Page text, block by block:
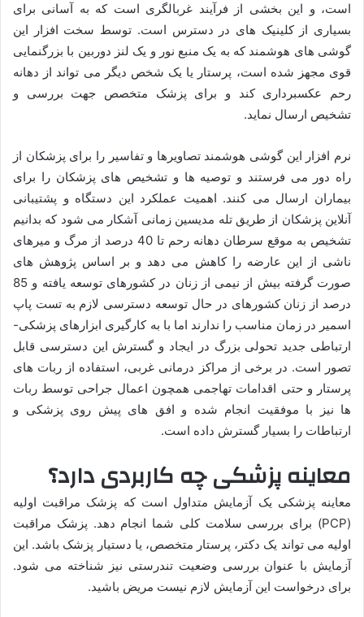
است، و این بخشی از فرآیند غربالگری است که به آسانی برای
بسیاری از کلینیک های در دسترس است. توسط سخت افزار این
گوشی های هوشمند که به یک منبع نور و یک لنز دوربین با بزرگنمایی
قوی مجهز شده است، پرستار یا یک شخص دیگر می تواند از دهانه
رحم عکسبرداری کند و برای پزشک متخصص جهت بررسی و
تشخیص ارسال نماید.
نرم افزار این گوشی هوشمند تصاویرها و تفاسیر را برای پزشکان از
راه دور می فرستند و توصیه ها و تشخیص های پزشکان را برای
بیماران ارسال می کنند. اهمیت عملکرد این دستگاه و پشتیبانی
آنلاین پزشکان از طریق تله مدیسین زمانی آشکار می شود که بدانیم
تشخیص به موقع سرطان دهانه رحم تا 40 درصد از مرگ و میرهای
ناشی از این عارضه را کاهش می دهد و بر اساس پژوهش های
صورت گرفته بیش از نیمی از زنان در کشورهای توسعه یافته و 85
درصد از زنان کشورهای در حال توسعه دسترسی لازم به تست پاپ
اسمیر در زمان مناسب را ندارند اما با به کارگیری ابزارهای پزشکی-
ارتباطی جدید تحولی بزرگ در ایجاد و گسترش این دسترسی قابل
تصور است. در برخی از مراکز درمانی غربی، استفاده از ربات های
پرستار و حتی اقدامات تهاجمی همچون اعمال جراحی توسط ربات
ها نیز با موفقیت انجام شده و افق های پیش روی پزشکی و
ارتباطات را بسیار گسترش داده است.
معاینه پزشکی چه کاربردی دارد؟
معاینه پزشکی یک آزمایش متداول است که پزشک مراقبت اولیه
(PCP) برای بررسی سلامت کلی شما انجام دهد. پزشک مراقبت
اولیه می ­تواند یک دکتر، پرستار متخصص، یا دستیار پزشک باشد. این
آزمایش با عنوان بررسی وضعیت تندرستی نیز شناخته می­ شود.
برای درخواست این آزمایش لازم نیست مریض باشید.